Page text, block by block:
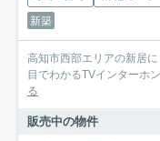
新築
高知市西部エリアの新居
目でわかるTVインターホ
る
販売中の物件